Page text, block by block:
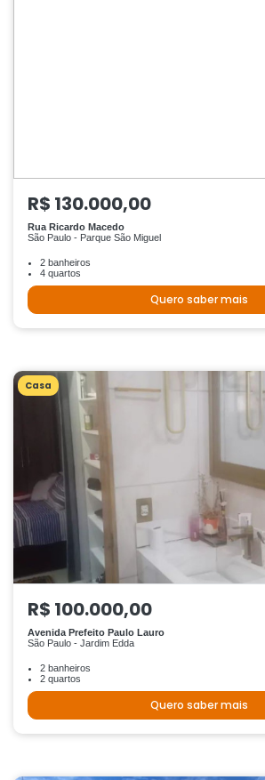
R$ 130.000,00
Rua Ricardo Macedo
São Paulo - Parque São Miguel
2 banheiros
4 quartos
Quero saber mais
Casa
R$ 100.000,00
Avenida Prefeito Paulo Lauro
São Paulo - Jardim Edda
2 banheiros
2 quartos
Quero saber mais